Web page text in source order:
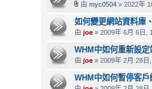
由 myc0504 » 2022年
如何變更網站資料庫
由 joe » 2009年 6月 6日,
WHM中如何重新設定
由 joe » 2009年 2月 28日
WHM中如何暫停客戶